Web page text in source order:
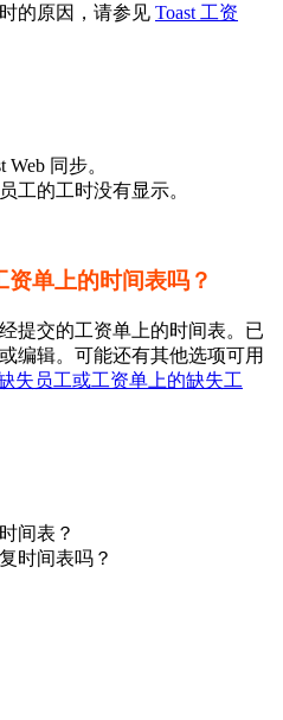
的原因，请参见 Toast 工资
同步。
工的工时没有显示。
单上的时间表吗？
提交的工资单上的时间表。已
编辑。可能还有其他选项可用
失员工或工资单上的缺失工
间表？
时间表吗？